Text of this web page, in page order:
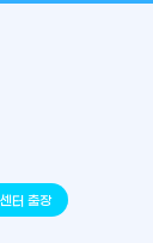
터 출장